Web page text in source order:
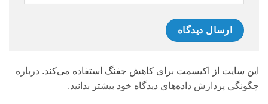
این سایت از اکیسمت برای کاهش جفنگ استفاده می‌کند. درباره
چگونگی پردازش داده‌های دیدگاه خود بیشتر بدانید.